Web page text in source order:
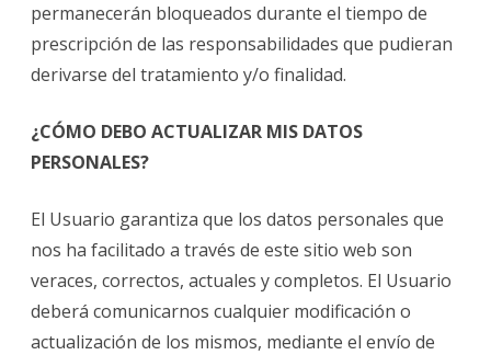
permanecerán bloqueados durante el tiempo de
prescripción de las responsabilidades que pudieran
derivarse del tratamiento y/o finalidad.
¿CÓMO DEBO ACTUALIZAR MIS DATOS
PERSONALES?
El Usuario garantiza que los datos personales que
nos ha facilitado a través de este sitio web son
veraces, correctos, actuales y completos. El Usuario
deberá comunicarnos cualquier modificación o
actualización de los mismos, mediante el envío de